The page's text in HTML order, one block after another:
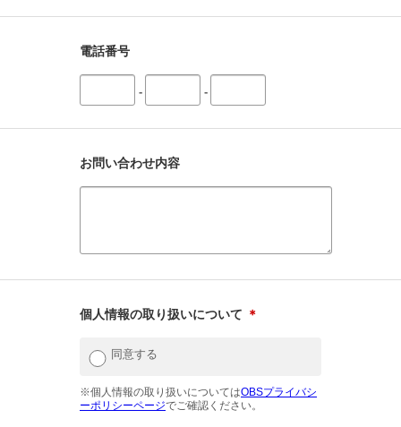
電話番号
- -
お問い合わせ内容
個人情報の取り扱いについて ＊
同意する
※個人情報の取り扱いについてはOBSプライバシ
ーポリシーページでご確認ください。